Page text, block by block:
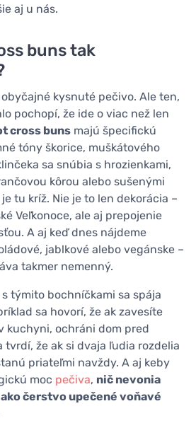
aj u nás.
buns tak
kysnuté pečivo. Ale ten,
pochopí, že ide o viac než len
cross buns majú špecifickú
tóny škorice, muškátového
sa snúbia s hrozienkami,
kôrou alebo sušenými
tu kríž. Nie je to len dekorácia –
Veľkonoce, ale aj prepojenie
A aj keď dnes nájdeme
jablkové alebo vegánske –
takmer nemenný.
týmito bochníčkami sa spája
sa hovorí, že ak zavesíte
kuchyni, ochráni dom pred
tvrdí, že ak si dvaja ľudia rozdelia
priateľmi navždy. A aj keby
moc pečiva, nič nevonia
čerstvo upečené voňavé